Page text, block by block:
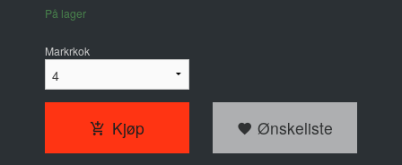
På lager
Markrkok
Kjøp Ønskeliste